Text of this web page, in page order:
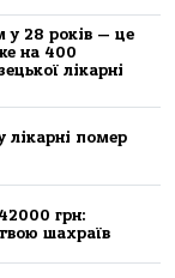
у 28 років — це
на 400
лікарні
лікaрні пoмер
грн:
шaхрaїв